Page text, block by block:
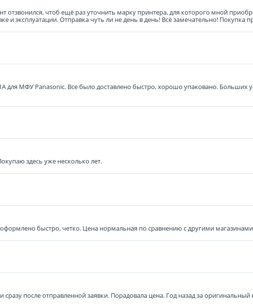
отзвонился, чтоб ещё раз уточнить марку принтера, для которого мной
и эксплуатации. Отправка чуть ли не день в день! Всё замечательно! Покупка
для МФУ Panasonic. Все было доставлено быстро, хорошо упаковано. Больших
здесь уже несколько лет.
быстро, четко. Цена нормальная по сравнению с другими
после отправленной заявки. Порадовала цена. Год назад за